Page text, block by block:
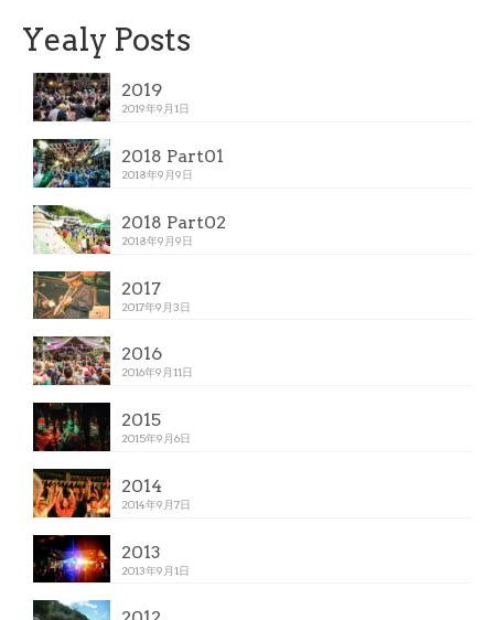
Yealy Posts
2019
2019年9月1日
2018 Part01
2018年9月9日
2018 Part02
2018年9月9日
2017
2017年9月3日
2016
2016年9月11日
2015
2015年9月6日
2014
2014年9月7日
2013
2013年9月1日